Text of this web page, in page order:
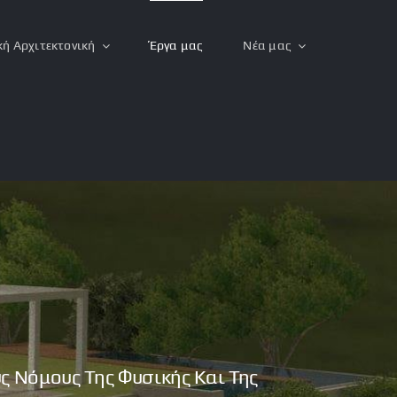
Αρχιτεκτονική Έργα μας Νέα μας
Νόμους Της Φυσικής Και Της